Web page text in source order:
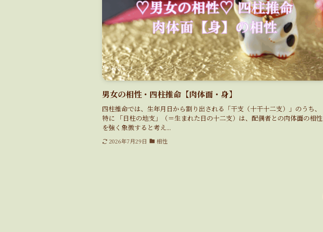
男女の相性・四柱推命【肉体面・身】
四柱推命では、生年月日から割り出される「干支（十干十二支）」のうち、
特に 「日柱の地支」（＝生まれた日の十二支）は、配偶者との肉体面の相性
を強く象徴すると考え...
2026年7月29日 相性